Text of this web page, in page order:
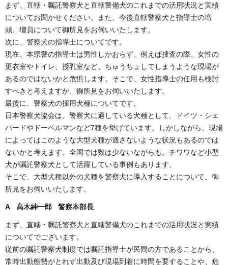
まず、直轄・嘱託警察犬と直轄警備犬のこれまでの活用状況と実績
についてお聞かせください。また、今後直轄警察犬と指導士の増
頭、増員について御所見をお伺いいたします。
次に、警察犬の指導士についてです。
現在、本県警の指導士は男性しかおらず、例えば捜査の際、女性の
更衣室やトイレ、授乳室など、ちゅうちょしてしまうような現場が
あるのではないかと危惧します。そこで、女性指導士の任用も検討
すべきと考えますが、御所見をお伺いいたします。
最後に、警察犬の採用犬種についてです。
日本警察犬協会は、警察犬に適している犬種として、ドイツ・シェ
パードやドーベルマンなど7種を挙げています。しかしながら、現場
によってはこのような大型犬種が適さないような状況もあるのでは
ないかと考えます。全国では数は少ないながらも、チワワなど小型
犬が嘱託警察犬として活躍している事例もあります。
そこで、大型犬種以外の犬種を警察犬に導入することについて、御
所見をお伺いいたします。
A 高木紳一郎 警察本部長
まず、直轄・嘱託警察犬と直轄警備犬のこれまでの活用状況と実績
についてでございます。
従前の嘱託警察犬制度では嘱託指導士が民間の方であることから、
常時出動態勢がとれず出動及び現場到着に時間を要することや、危